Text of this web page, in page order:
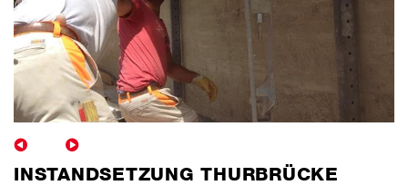
INSTANDSETZUNG THURBRÜCKE